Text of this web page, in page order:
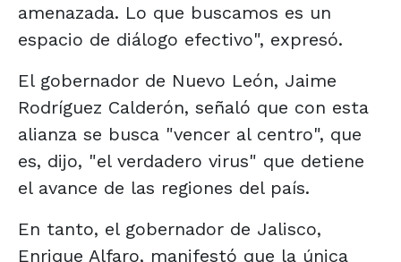
amenazada. Lo que buscamos es un
espacio de diálogo efectivo", expresó.
El gobernador de Nuevo León, Jaime
Rodríguez Calderón, señaló que con esta
alianza se busca "vencer al centro", que
es, dijo, "el verdadero virus" que detiene
el avance de las regiones del país.
En tanto, el gobernador de Jalisco,
Enrique Alfaro, manifestó que la única